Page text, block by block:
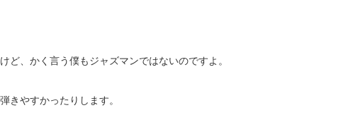
ど、かく言う僕もジャズマンではないのですよ。
きやすかったりします。